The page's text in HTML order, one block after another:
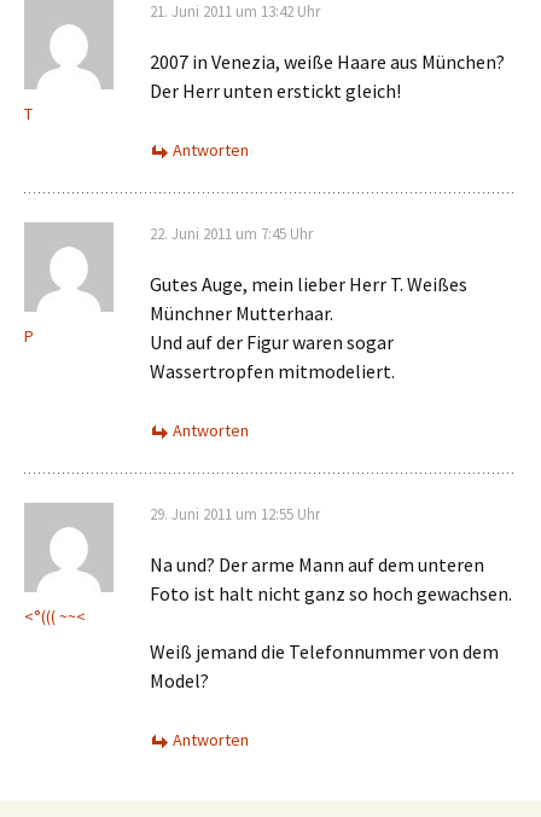
T
21. Juni 2011 um 13:42 Uhr
2007 in Venezia, weiße Haare aus München?
Der Herr unten erstickt gleich!
Antworten
P
22. Juni 2011 um 7:45 Uhr
Gutes Auge, mein lieber Herr T. Weißes
Münchner Mutterhaar.
Und auf der Figur waren sogar
Wassertropfen mitmodeliert.
Antworten
<°((( ~~<
29. Juni 2011 um 12:55 Uhr
Na und? Der arme Mann auf dem unteren
Foto ist halt nicht ganz so hoch gewachsen.
Weiß jemand die Telefonnummer von dem
Model?
Antworten